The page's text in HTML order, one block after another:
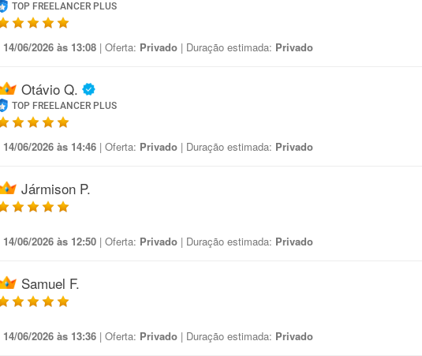
TOP FREELANCER PLUS
14/06/2026 às 13:08 | Oferta: Privado | Duração estimada: Privado
Otávio Q.
TOP FREELANCER PLUS
14/06/2026 às 14:46 | Oferta: Privado | Duração estimada: Privado
Jármison P.
14/06/2026 às 12:50 | Oferta: Privado | Duração estimada: Privado
Samuel F.
14/06/2026 às 13:36 | Oferta: Privado | Duração estimada: Privado